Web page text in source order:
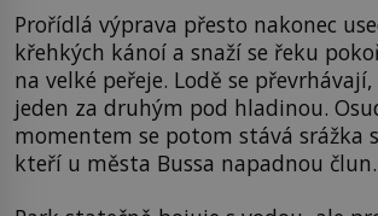
Prořídlá výprava přesto nakonec
křehkých kánoí a snaží se řeku
na velké peřeje. Lodě se
jeden za druhým pod hladinou.
momentem se potom stává srážka
kteří u města Bussa napadnou člun.